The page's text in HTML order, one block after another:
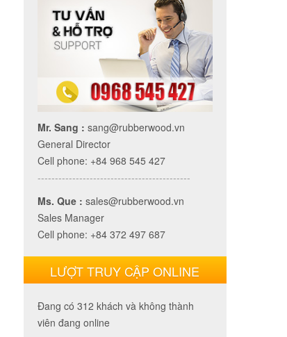
Mr. Sang : sang@rubberwood.vn
General Director
Cell phone: +84 968 545 427
--------------------------------------------
Ms. Que : sales@rubberwood.vn
Sales Manager
Cell phone: +84 372 497 687
LƯỢT TRUY CẬP ONLINE
Đang có 312 khách và không thành
viên đang online